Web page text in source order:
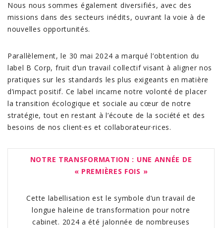
Nous nous sommes également diversifiés, avec des
missions dans des secteurs inédits, ouvrant la voie à de
nouvelles opportunités.
Parallèlement, le 30 mai 2024 a marqué l’obtention du
label B Corp, fruit d’un travail collectif visant à aligner nos
pratiques sur les standards les plus exigeants en matière
d’impact positif. Ce label incarne notre volonté de placer
la transition écologique et sociale au cœur de notre
stratégie, tout en restant à l’écoute de la société et des
besoins de nos client·es et collaborateur·rices.
NOTRE TRANSFORMATION : UNE ANNÉE DE
« PREMIÈRES FOIS »
Cette labellisation est le symbole d’un travail de
longue haleine de transformation pour notre
cabinet. 2024 a été jalonnée de nombreuses